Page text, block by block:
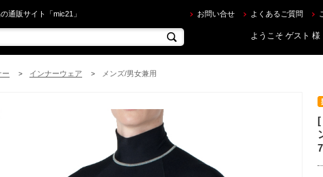
INNER WEAR ビーイズム ロングタッパー Ti2 インナーウェア 70LT2600 を買うなら
通販サイト「mic21」 お問い合せ よくあるご質問
ようこそ ゲスト 様
ー > インナーウェア > メンズ/男女兼用
[